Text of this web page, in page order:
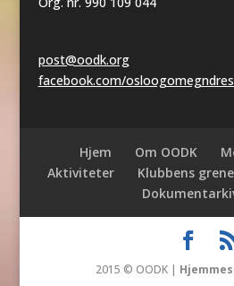
post@oodk.org
facebook.com/
Hjem Om OODK
Aktiviteter
Klubbens
2015 © OODK |